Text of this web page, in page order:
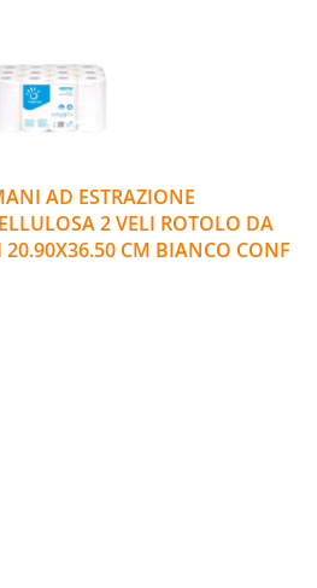
AD ESTRAZIONE
2 VELI ROTOLO DA
20.90X36.50 CM BIANCO CONF